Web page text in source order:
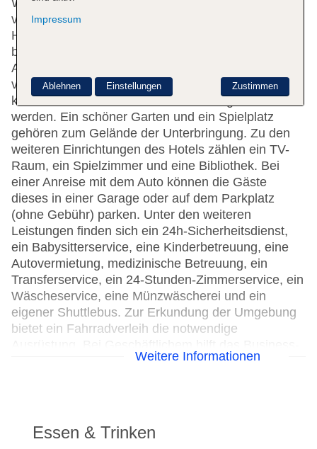
WLAN zur Verfügung. Hilfestellung bei der Buchung
von Ausflügen wird am Tourdesk geboten. Das
Haus verfügt über eine Reihe von
behindertengerechten Annehmlichkeiten. Ein
Aufzug und rollstuhlgerechte Einrichtungen sind
vorhanden. Ein Supermarkt und andere Geschäfte
können zum Einkaufen und Bummeln genutzt
werden. Ein schöner Garten und ein Spielplatz
gehören zum Gelände der Unterbringung. Zu den
weiteren Einrichtungen des Hotels zählen ein TV-
Raum, ein Spielzimmer und eine Bibliothek. Bei
einer Anreise mit dem Auto können die Gäste
dieses in einer Garage oder auf dem Parkplatz
(ohne Gebühr) parken. Unter den weiteren
Leistungen finden sich ein 24h-Sicherheitsdienst,
ein Babysitterservice, eine Kinderbetreuung, eine
Autovermietung, medizinische Betreuung, ein
Transferservice, ein 24-Stunden-Zimmerservice, ein
Wäscheservice, eine Münzwäscherei und ein
eigener Shuttlebus. Zur Erkundung der Umgebung
bietet ein Fahrradverleih die notwendige
Center gerne weiter und bietet ein Faxgerät an.
Check-in von: 18:00:00
Check-out bis: 11:00:00
Weitere Informationen
Essen & Trinken
Impressum
Zustimmen
Ablehnen Einstellungen